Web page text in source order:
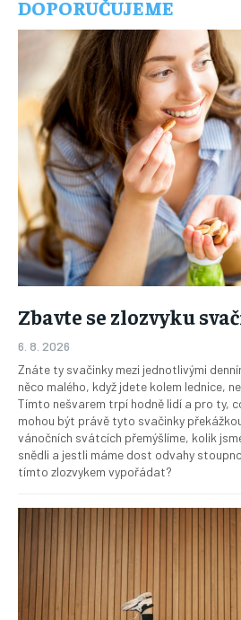
DOPORUČUJEME
Zbavte se zlozvyku
6. 8. 2026
Znáte ty svačinky mezi jednotlivými
něco malého, když jdete kolem lednice,
Tímto nešvarem trpí hodně lidí a pro ty,
mohou být právě tyto svačinky
vánočních svátcích přemýšlíme, kolik
snědli a jestli máme dost odvahy
tímto zlozvykem vypořádat?